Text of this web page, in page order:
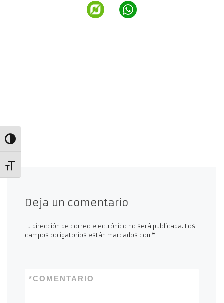
Alternar alto contraste
Alternar tamaño de letra
Deja un comentario
Tu dirección de correo electrónico no será publicada. Los
campos obligatorios están marcados con *
COMENTARIO
*